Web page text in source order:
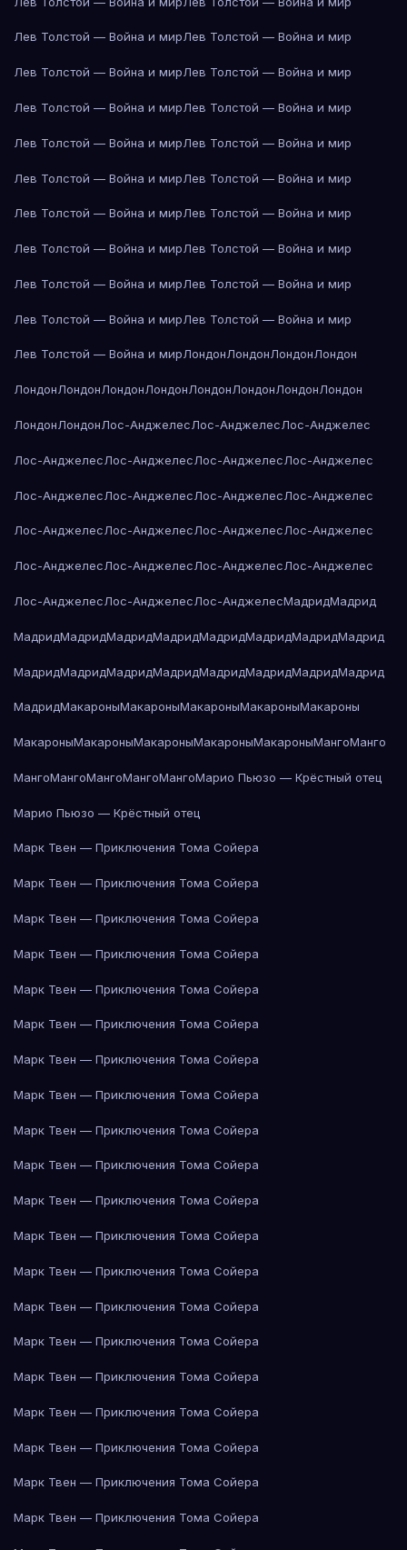
Лев Толстой — Война и мирЛев Толстой — Война и мир
Лев Толстой — Война и мирЛев Толстой — Война и мир
Лев Толстой — Война и мирЛев Толстой — Война и мир
Лев Толстой — Война и мирЛев Толстой — Война и мир
Лев Толстой — Война и мирЛев Толстой — Война и мир
Лев Толстой — Война и мирЛев Толстой — Война и мир
Лев Толстой — Война и мирЛев Толстой — Война и мир
Лев Толстой — Война и мирЛев Толстой — Война и мир
Лев Толстой — Война и мирЛев Толстой — Война и мир
Лев Толстой — Война и мирЛондонЛондонЛондонЛондон
ЛондонЛондонЛондонЛондонЛондонЛондонЛондонЛондон
ЛондонЛондонЛос-АнджелесЛос-АнджелесЛос-Анджелес
Лос-АнджелесЛос-АнджелесЛос-АнджелесЛос-Анджелес
Лос-АнджелесЛос-АнджелесЛос-АнджелесЛос-Анджелес
Лос-АнджелесЛос-АнджелесЛос-АнджелесЛос-Анджелес
Лос-АнджелесЛос-АнджелесЛос-АнджелесЛос-Анджелес
Лос-АнджелесЛос-АнджелесЛос-АнджелесМадридМадрид
МадридМадридМадридМадридМадридМадридМадридМадрид
МадридМадридМадридМадридМадридМадридМадридМадрид
МадридМакароныМакароныМакароныМакароныМакароны
МакароныМакароныМакароныМакароныМакароныМангоМанго
МангоМангоМангоМангоМангоМарио Пьюзо — Крёстный отец
Марио Пьюзо — Крёстный отец
Марк Твен — Приключения Тома Сойера
Марк Твен — Приключения Тома Сойера
Марк Твен — Приключения Тома Сойера
Марк Твен — Приключения Тома Сойера
Марк Твен — Приключения Тома Сойера
Марк Твен — Приключения Тома Сойера
Марк Твен — Приключения Тома Сойера
Марк Твен — Приключения Тома Сойера
Марк Твен — Приключения Тома Сойера
Марк Твен — Приключения Тома Сойера
Марк Твен — Приключения Тома Сойера
Марк Твен — Приключения Тома Сойера
Марк Твен — Приключения Тома Сойера
Марк Твен — Приключения Тома Сойера
Марк Твен — Приключения Тома Сойера
Марк Твен — Приключения Тома Сойера
Марк Твен — Приключения Тома Сойера
Марк Твен — Приключения Тома Сойера
Марк Твен — Приключения Тома Сойера
Марк Твен — Приключения Тома Сойера